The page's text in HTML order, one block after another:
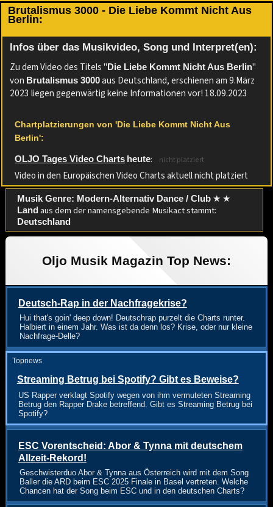
Brutalismus 3000 - Die Liebe Kommt Nicht Aus
Berlin:
Infos über das Musikvideo, Song und Interpret(en):
Zu dem Video des Titels "Die Liebe Kommt Nicht Aus Berlin"
von Brutalismus 3000aus Deutschland, erschienen am 9.März
2023 liegen gegenwärtig keine Informationen vor! 18.09.2023
Chartplatzierungen von 'Die Liebe Kommt Nicht Aus
Berlin':
OLJO Tages Video Charts heute: nicht platziert
Video in den Europäischen Video Charts aktuell nicht platziert
Musik Genre: Modern-Alternativ Dance / Club★ ★
Landaus dem der namensgebende Musikact stammt:
Deutschland
Oljo Musik Magazin Top News:
Deutsch-Rap in der Nachfragekrise?
Hui that's goin' deep down! Deutschrap purzelt die Charts runter.
Halbiert in einem Jahr. Was ist da denn los? Krise, oder nur kleine
Nachfrage-Delle?
Topnews
Streaming Betrug bei Spotify? Gibt es Beweise?
US Rapper verklagt Spotify wegen von ihm vermuteten Streaming
Betrug den Rapper Drake betreffend. Gibt es Streaming Betrug bei
Spotify?
ESC Vorentscheid: Abor & Tynna mit deutschem
Allzeit-Rekord!
Geschwisterduo Abor & Tynna aus Österreich wird mit dem Song
Baller die ARD beim ESC 2025 Finale in Basel vertreten. Welche
Chancen hat der Song beim ESC und in den deutschen Charts?